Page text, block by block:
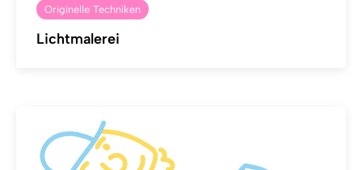
Originelle Techniken
Lichtmalerei